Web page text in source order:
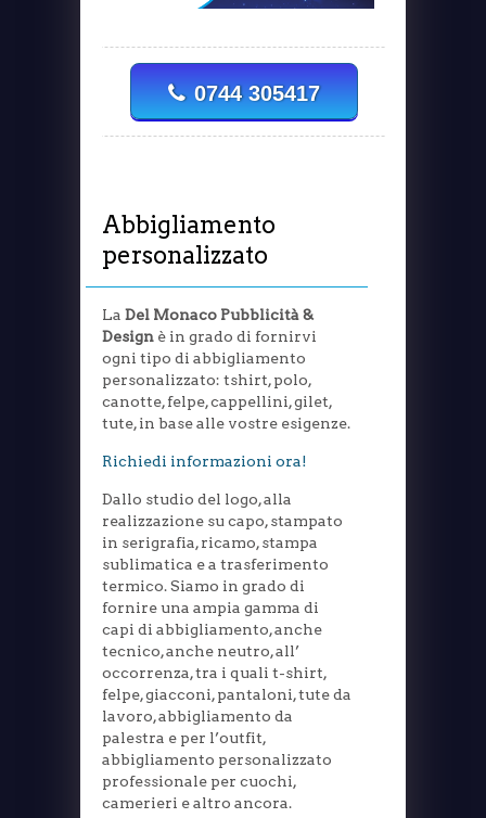
0744 305417
Abbigliamento
personalizzato
La Del Monaco Pubblicità &
Design è in grado di fornirvi
ogni tipo di abbigliamento
personalizzato: tshirt, polo,
canotte, felpe, cappellini, gilet,
tute, in base alle vostre esigenze.
Richiedi informazioni ora!
Dallo studio del logo, alla
realizzazione su capo, stampato
in serigrafia, ricamo, stampa
sublimatica e a trasferimento
termico. Siamo in grado di
fornire una ampia gamma di
capi di abbigliamento, anche
tecnico, anche neutro, all’
occorrenza, tra i quali t-shirt,
felpe, giacconi, pantaloni, tute da
lavoro, abbigliamento da
palestra e per l’outfit,
abbigliamento personalizzato
professionale per cuochi,
camerieri e altro ancora.